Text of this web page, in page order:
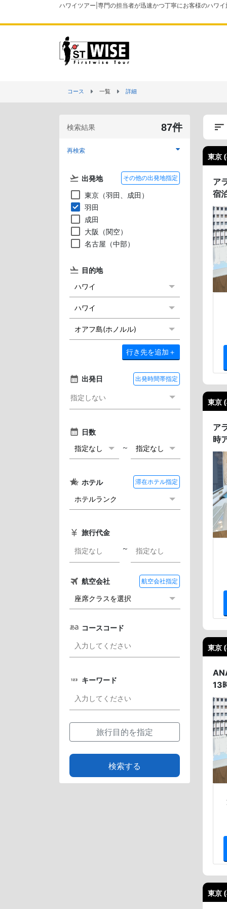
ハワイツアー|専門の担当者が迅速かつ丁寧にお客様のハワ
コース 一覧 詳細
検索結果 87件
再検索
出発地 その他の出発地指定
東京（羽田、成田）
羽田
成田
大阪（関空）
名古屋（中部）
目的地
行き先を追加 ＋
出発日 出発時間帯指定
日数
～
ホテル 滞在ホテル指定
旅行代金
～
航空会社 航空会社指定
コースコード
キーワード
旅行目的を指定
検索する
東京
ア
宿
東京
ア
時
東京
13
東京